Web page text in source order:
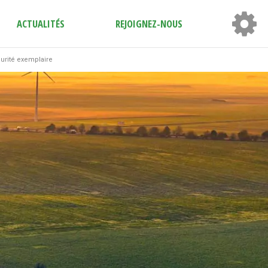
ACTUALITÉS REJOIGNEZ-NOUS
exemplaire